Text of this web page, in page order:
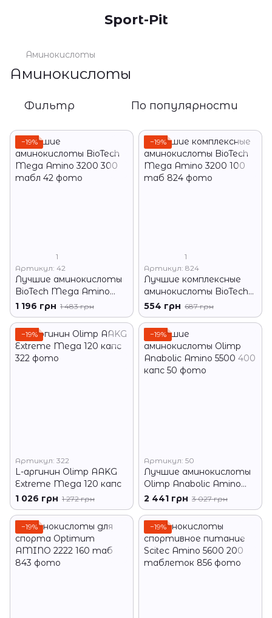
Sport-Pit
Аминокислоты
Аминокислоты
Фильтр По популярности
−19%
1
Артикул: 42
Лучшие аминокислоты
BioTech Mega Amino
3200 300 табл
1 196 грн 1 483 грн
−19%
1
Артикул: 824
Лучшие комплексные
аминокислоты BioTech
Mega Amino 3200 100
таб
554 грн 687 грн
−19%
Артикул: 322
L-аргинин Olimp AAKG
Extreme Mega 120 капс
1 026 грн 1 272 грн
−19%
Артикул: 50
Лучшие аминокислоты
Olimp Anabolic Amino
5500 400 капс
2 441 грн 3 027 грн
−19% −19%